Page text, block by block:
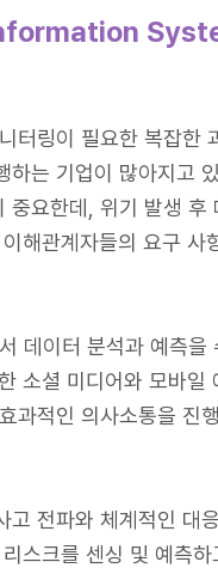
터링이 필요한 복잡한
는 기업이 많아지고
요한데, 위기 발생 후
해관계자들의 요구 사
데이터 분석과 예측
소셜 미디어와 모바일
과적인 의사소통을 진
전파와 체계적인 대
스크를 센싱 및 예측